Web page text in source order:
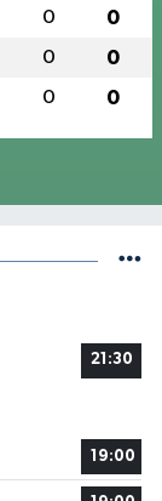
0 0
0 0
0 0
21:30
19:00